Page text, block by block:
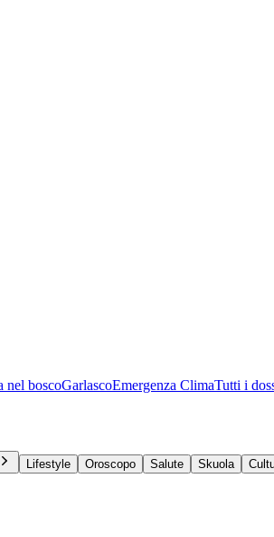
nel boscoGarlascoEmergenza ClimaTutti i
Lifestyle Oroscopo Salute Skuola